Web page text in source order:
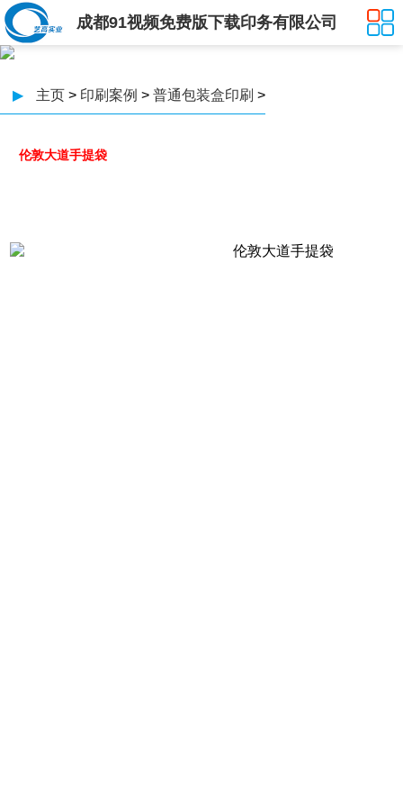
成都91视频免费版下载印务有限公司
▶ 主页 > 印刷案例 > 普通包装盒印刷 >
伦敦大道手提袋